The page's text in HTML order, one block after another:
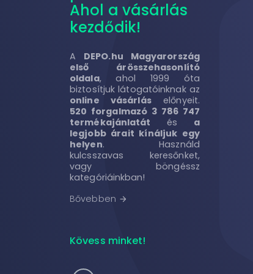
Ahol a vásárlás
kezdődik!
A DEPO.hu Magyarország
első árösszehasonlító
oldala, ahol 1999 óta
biztosítjuk látogatóinknak az
online vásárláselőnyeit.
520 forgalmazó 3 786 747
termékajánlatát és a
legjobb árait kínáljuk egy
helyen. Használd
kulcsszavas keresőnket,
vagy böngéssz
kategóriáinkban!
Bővebben arrow_forward
Kövess minket!